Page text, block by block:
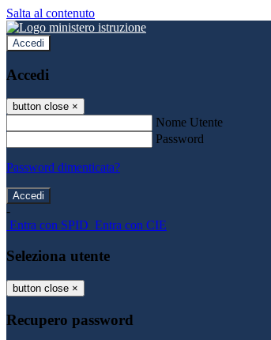
Salta al contenuto
Accedi
Accedi
button close ×
Nome Utente
Password
Password dimenticata?
-
Entra con SPID Entra con CIE
Seleziona utente
button close ×
Recupero password